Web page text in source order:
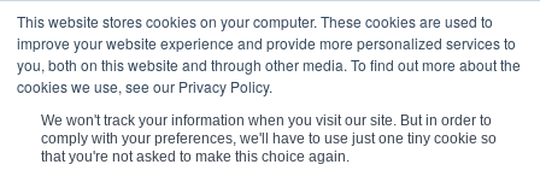
This website stores cookies on your computer. These cookies are used to
improve your website experience and provide more personalized services to
you, both on this website and through other media. To find out more about the
cookies we use, see our Privacy Policy.
We won't track your information when you visit our site. But in order to
comply with your preferences, we'll have to use just one tiny cookie so
that you're not asked to make this choice again.
您现在的位置： 主页 / 关于 / Enpro